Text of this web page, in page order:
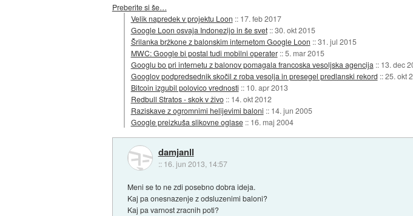
Preberite si še…
Velik napredek v projektu Loon :: 17. feb 2017
Google Loon osvaja Indonezijo in še svet ::30. okt 2015
Šrilanka bržkone z balonskim internetom Google Loon ::31. jul 2015
MWC: Google bi postal tudi mobilni operater ::5. mar 2015
Googlu bo pri internetu z balonov pomagala francoska vesoljska agencija :: 13. dec
Googlov podpredsednik skočil z roba vesolja in presegel predlanski rekord ::25. okt
Bitcoin izgubil polovico vrednosti :: 10. apr 2013
Redbull Stratos - skok v živo :: 14. okt 2012
Raziskave z ogromnimi helijevimi baloni :: 14. jun 2005
Google preizkuša slikovne oglase :: 16. maj 2004
damjanll
:: 16. jun 2013, 14:57
Meni se to ne zdi posebno dobra ideja.
Kaj pa onesnazenje z odsluzenimi baloni?
Kaj pa varnost zracnih poti?